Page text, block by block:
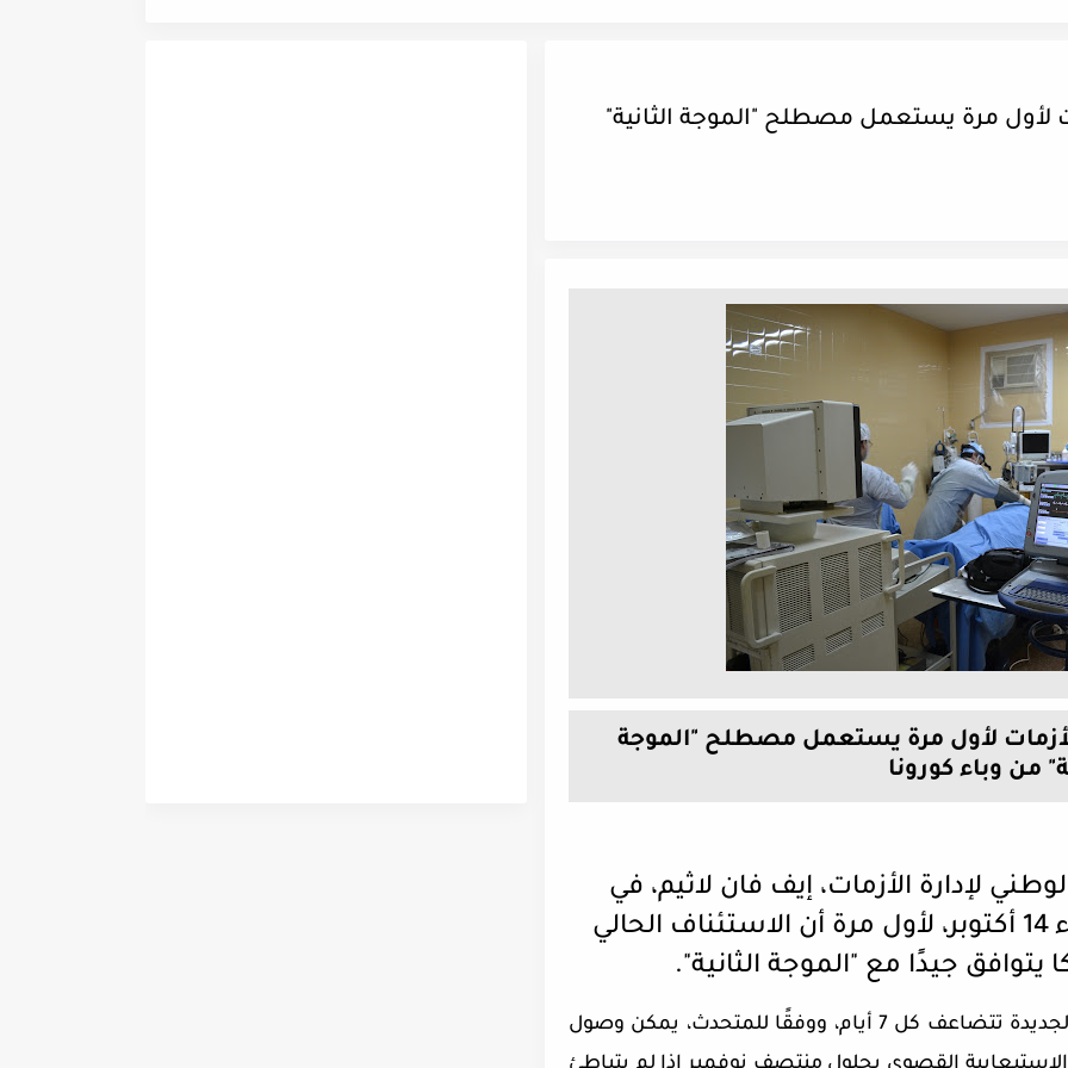
لأول مرة يستعمل مصطلح "الموجة الثانية"
الأزمات لأول مرة يستعمل مصطلح "الموجة
من وباء كورونا
لإدارة الأزمات، إيف فان لاثيم، في
مؤتمره الصحفي اليوم الأربعاء 14 أكتوبر، لأول مرة أن الاستئناف الحالي
يتوافق جيدًا مع "الموجة الثانية".
أيام، ووفقًا للمتحدث، يمكن
وصول